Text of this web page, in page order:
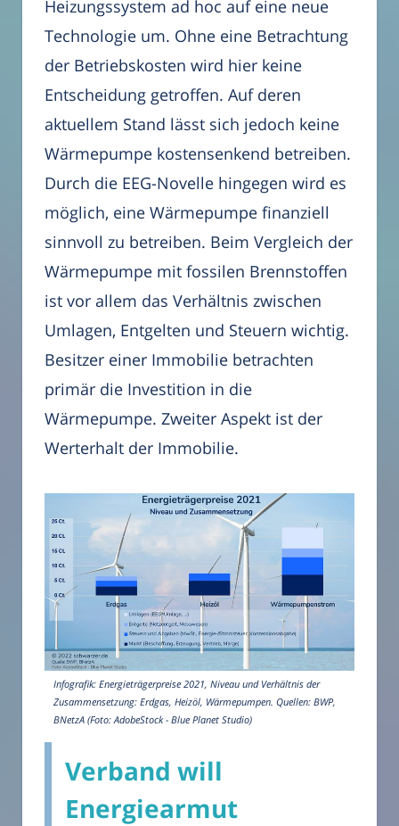
Heizungssystem ad hoc auf eine neue
Technologie um. Ohne eine Betrachtung
der Betriebskosten wird hier keine
Entscheidung getroffen. Auf deren
aktuellem Stand lässt sich jedoch keine
Wärmepumpe kostensenkend betreiben.
Durch die EEG-Novelle hingegen wird es
möglich, eine Wärmepumpe finanziell
sinnvoll zu betreiben. Beim Vergleich der
Wärmepumpe mit fossilen Brennstoffen
ist vor allem das Verhältnis zwischen
Umlagen, Entgelten und Steuern wichtig.
Besitzer einer Immobilie betrachten
primär die Investition in die
Wärmepumpe. Zweiter Aspekt ist der
Werterhalt der Immobilie.
Infografik: Energieträgerpreise 2021, Niveau und Verhältnis der
Zusammensetzung: Erdgas, Heizöl, Wärmepumpen. Quellen: BWP,
BNetzA (Foto: AdobeStock - Blue Planet Studio)
Verband will
Energiearmut